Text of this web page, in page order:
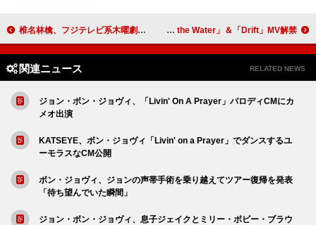
椎名林檎、フジテレビ系木曜劇場『ラストノート』にて主題歌として書き下ろした新曲「裸」が初オンエア ボノボ、新曲「Fire on the Water」＆「Drift」MV解禁
関連ニュース RELATED NEWS
ジョン・ボン・ジョヴィ、「Livin' On A Prayer」パロディCMにカ
メオ出演
KATSEYE、ボン・ジョヴィ「Livin' on a Prayer」でダンスするユ
ーモラスなCM公開
ボン・ジョヴィ、ジョンの声帯手術を乗り越えてツアー復帰を発表
「待ち望んでいた瞬間」
ジョン・ボン・ジョヴィ、息子ジェイクとミリー・ボビー・ブラウ